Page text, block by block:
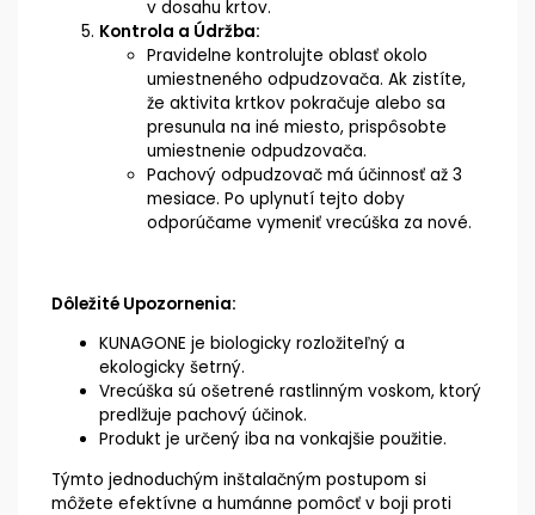
v dosahu krtov.
Kontrola a Údržba:
Pravidelne kontrolujte oblasť okolo
umiestneného odpudzovača. Ak zistíte,
že aktivita krtkov pokračuje alebo sa
presunula na iné miesto, prispôsobte
umiestnenie odpudzovača.
Pachový odpudzovač má účinnosť až 3
mesiace. Po uplynutí tejto doby
odporúčame vymeniť vrecúška za nové.
Dôležité Upozornenia:
KUNAGONE je biologicky rozložiteľný a
ekologicky šetrný.
Vrecúška sú ošetrené rastlinným voskom, ktorý
predlžuje pachový účinok.
Produkt je určený iba na vonkajšie použitie.
Týmto jednoduchým inštalačným postupom si
môžete efektívne a humánne pomôcť v boji proti